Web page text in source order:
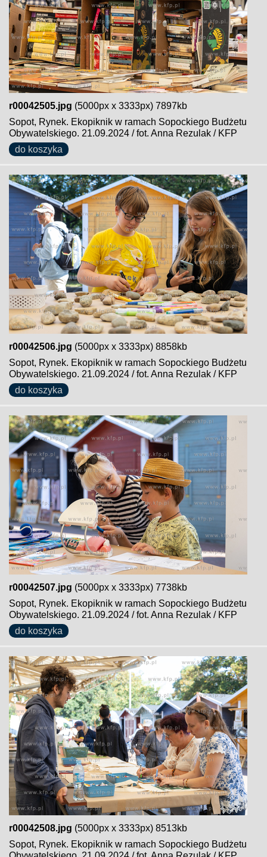
r00042505.jpg (5000px x 3333px) 7897kb
Sopot, Rynek. Ekopiknik w ramach Sopockiego Budżetu
Obywatelskiego. 21.09.2024 / fot. Anna Rezulak / KFP
do koszyka
r00042506.jpg (5000px x 3333px) 8858kb
Sopot, Rynek. Ekopiknik w ramach Sopockiego Budżetu
Obywatelskiego. 21.09.2024 / fot. Anna Rezulak / KFP
do koszyka
r00042507.jpg (5000px x 3333px) 7738kb
Sopot, Rynek. Ekopiknik w ramach Sopockiego Budżetu
Obywatelskiego. 21.09.2024 / fot. Anna Rezulak / KFP
do koszyka
r00042508.jpg (5000px x 3333px) 8513kb
Sopot, Rynek. Ekopiknik w ramach Sopockiego Budżetu